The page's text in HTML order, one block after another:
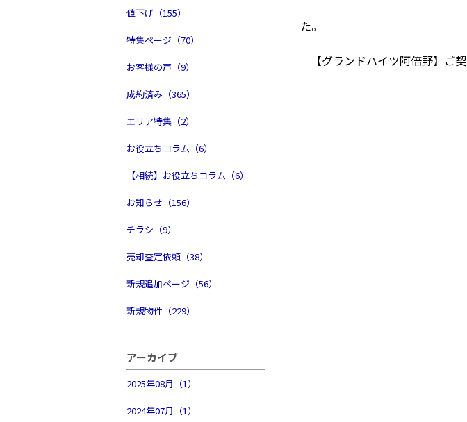
値下げ（155）
特集ページ（70）
お客様の声（9）
成約済み（365）
エリア特集（2）
お役立ちコラム（6）
【相続】お役立ちコラム（6）
お知らせ（156）
チラシ（9）
売却査定依頼（38）
新規追加ページ（56）
新規物件（229）
アーカイブ
2025年08月（1）
2024年07月（1）
【グランドハイツ阿倍野】ご